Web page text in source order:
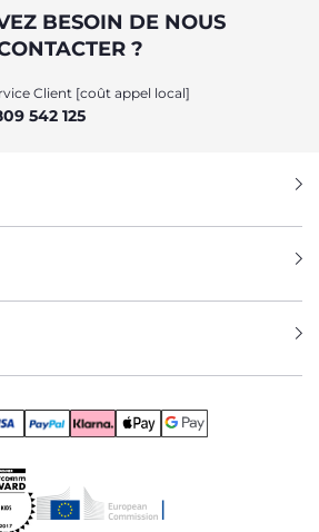
BESOIN DE NOUS
?
Client [coût appel local]
542 125